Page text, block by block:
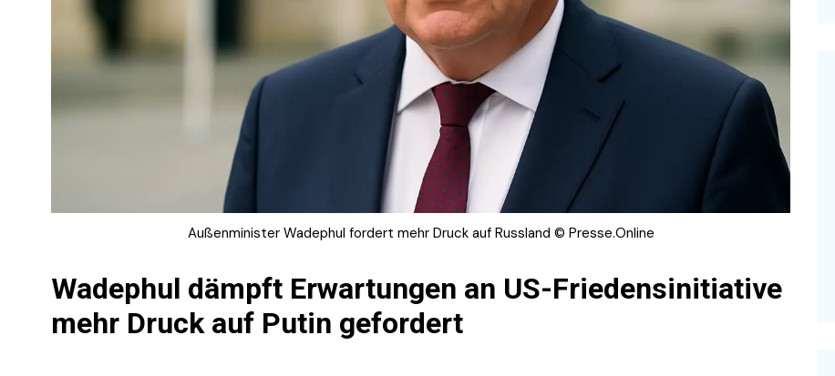
Außenminister Wadephul fordert mehr Druck auf Russland © Presse.Online
Wadephul dämpft Erwartungen an US-Friedensinitiative
mehr Druck auf Putin gefordert